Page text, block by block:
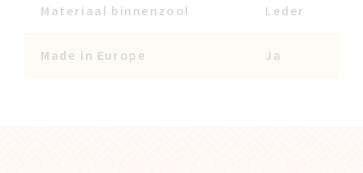
Materiaal binnenzool Leder
Made in Europe Ja